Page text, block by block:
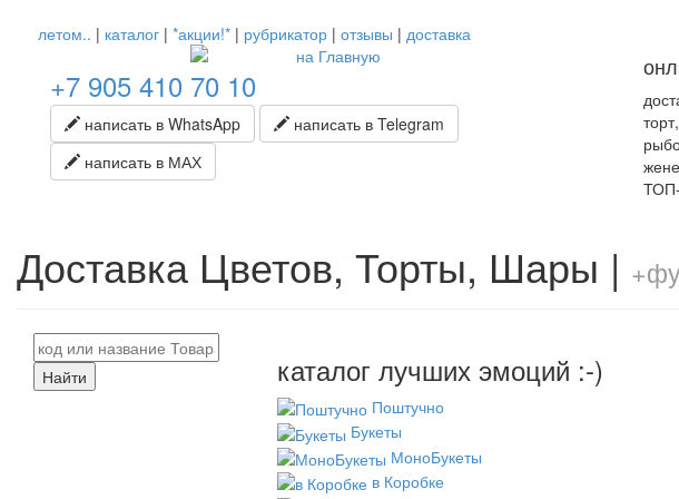
летом.. | каталог | *акции!* | рубрикатор | отзывы | доставка
+7 905 410 70 10
написать в WhatsApp
написать в Telegram
написать в МАХ
ТОП-
Доставка Цветов, Торты, Шары |
Найти каталог лучших эмоций :-)
Поштучно
Букеты
МоноБукеты
в Коробке